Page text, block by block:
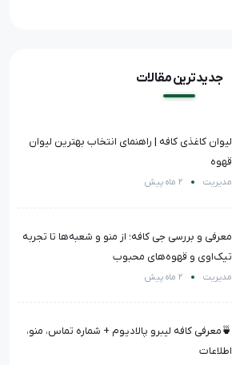
جدیدترین مقالات
لیوان کاغذی کافه | راهنمای انتخاب بهترین لیوان
قهوه
مدیریت 2 ماه پیش
معرفی و بررسی جی کافه؛ از منو و شعبه‌ها تا تجربه
تیک‌اوی و قهوه‌های محبوب
مدیریت 2 ماه پیش
🍵معرفی کافه لیبرو پالادیوم + شماره تماس، منو،
اطلاعات